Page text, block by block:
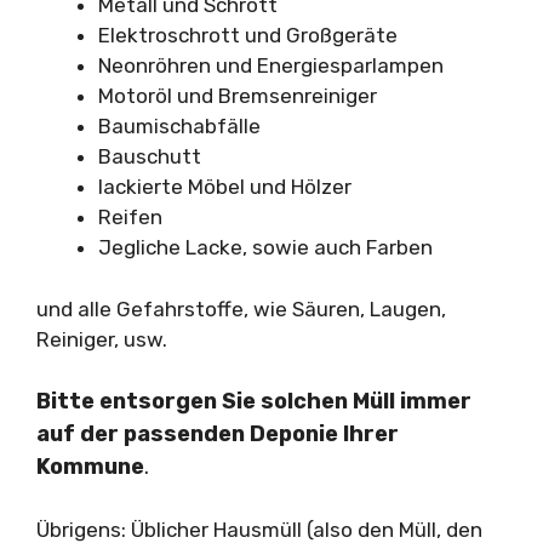
Metall und Schrott
Elektroschrott und Großgeräte
Neonröhren und Energiesparlampen
Motoröl und Bremsenreiniger
Baumischabfälle
Bauschutt
lackierte Möbel und Hölzer
Reifen
Jegliche Lacke, sowie auch Farben
und alle Gefahrstoffe, wie Säuren, Laugen,
Reiniger, usw.
Bitte entsorgen Sie solchen Müll immer
auf der passenden Deponie Ihrer
Kommune.
Übrigens: Üblicher Hausmüll (also den Müll, den